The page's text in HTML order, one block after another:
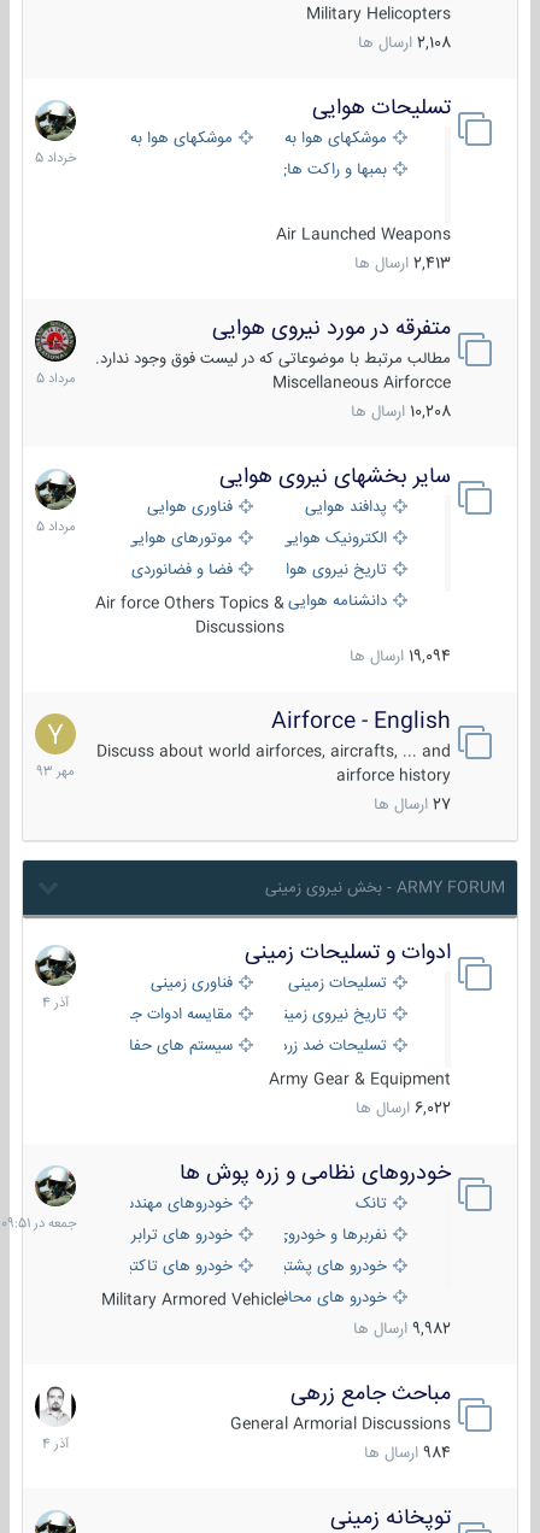
Military Helicopters
2,108 ارسال ها
تسلیحات هوایی
موشکهای هوا به هوا
موشکهای هوا به سطح
بمبها و راکت های هوایی
Air Launched Weapons
2,413 ارسال ها
30
خرداد
1405
متفرقه در مورد نیروی هوایی
مطالب مرتبط با موضوعاتی که در لیست فوق وجود ندارد.
Miscellaneous Airforcce
10,208 ارسال ها
7
مرداد
1405
سایر بخشهای نیروی هوایی
پدافند هوایی
فناوری هوایی
الکترونیک هوایی
موتورهای هوایی
تاریخ نیروی هوایی
فضا و فضانوردی
دانشنامه هواییAir force Others Topics &
Discussions
19,094 ارسال ها
2
مرداد
1405
Airforce - English
Discuss about world airforces, aircrafts, ... and
airforce history
27 ارسال ها
15
مهر
1393
ARMY FORUM - بخش نیروی زمینی
ادوات و تسلیحات زمینی
تسلیحات زمینی
فناوری زمینی
تاریخ نیروی زمینی
مقایسه ادوات جنگی
تسلیحات ضد زره
سیستم های حفاظت فعال
Army Gear & Equipment
6,022 ارسال ها
21
آذر
1404
خودروهای نظامی و زره پوش ها
تانک
خودروهای مهندسی
نفربرها و خودروی های رزمی پیاده نظام
خودرو های ترابری نظامی
خودرو های پشتیبانی آتش ، شناسایی و ضد تانک
خودرو های تاکتیکی نظامی
خودرو های محافظت شدهMilitary Armored Vehicle
9,982 ارسال ها
جمعه
در
09:51
مباحث جامع زرهی
General Armorial Discussions
984 ارسال ها
7
آذر
1404
توپخانه زمینی
جمعه